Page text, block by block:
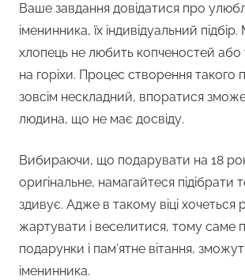
Ваше завдання довідатися про
іменинника, їх індивідуальний
хлопець не любить копченостей або
на горіхи. Процес створення такого
зовсім нескладний, впоратися зможе
людина, що не має досвіду.
Вибираючи, що подарувати на 18
оригінальне, намагайтеся підібрати
здивує. Адже в такому віці хочеться
жартувати і веселитися, тому саме
подарунки і пам’ятне вітання,
іменинника.